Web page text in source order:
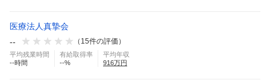
医療法人真摯会
--
（ 15件の評価）
平均残業時間
--時間
有給取得率
--%
平均年収
916万円